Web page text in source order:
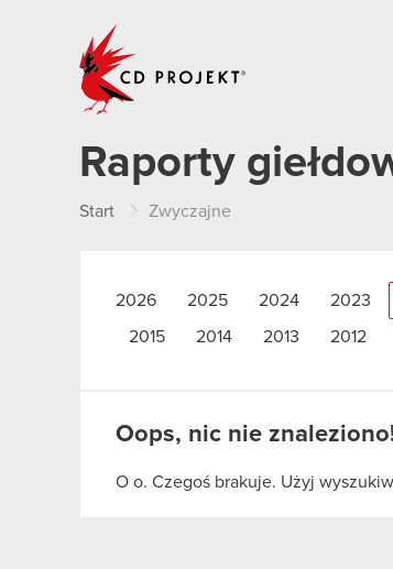
Raporty
Start Zwyczajne
2026 2025 2024 2023
2015 2014 2013 2012
Oops, nic nie
O o. Czegoś brakuje. Użyj